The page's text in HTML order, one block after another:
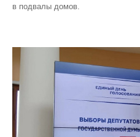
в подвалы домов.